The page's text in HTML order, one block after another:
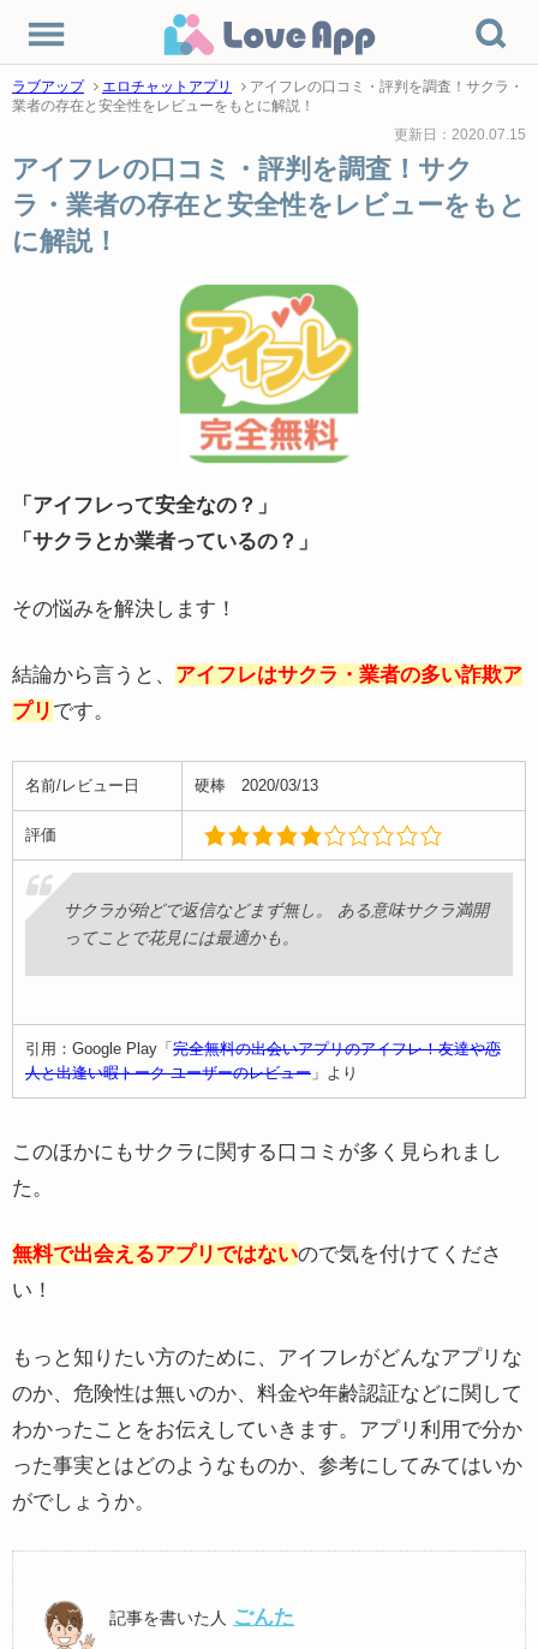
ラブアップ エロチャットアプリ
アイフレの口コミ・評判を調査！サクラ・
業者の存在と安全性をレビューをもとに解説！
更新日：2020.07.15
アイフレの口コミ・評判を調査！サク
ラ・業者の存在と安全性をレビューをもと
に解説！
「アイフレって安全なの？」
「サクラとか業者っているの？」
その悩みを解決します！
結論から言うと、 アイフレはサクラ・業者の多い詐欺ア
プリ です。
名前/レビュー日 硬棒 2020/03/13
評価
サクラが殆どで返信などまず無し。 ある意味サクラ満開
ってことで花見には最適かも。
引用：Google Play「完全無料の出会いアプリのアイフレ！友達や恋
人と出逢い暇トーク ユーザーのレビュー 」より
このほかにもサクラに関する口コミが多く見られまし
た。
無料で出会えるアプリではないので気を付けてくださ
い！
もっと知りたい方のために、アイフレがどんなアプリな
のか、危険性は無いのか、料金や年齢認証などに関して
わかったことをお伝えしていきます。アプリ利用で分か
った事実とはどのようなものか、参考にしてみてはいか
がでしょうか。
記事を書いた人 ごんた